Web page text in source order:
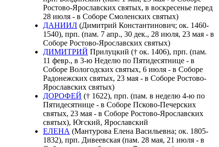
Ростово-Ярославских святых, в воскресенье перед
28 июля - в Соборе Смоленских святых)
ДАНИИЛ (Димитрий Константинович; ок. 1460-
1540), прп. (пам. 7 апр., 30 дек., 28 июля, 23 мая - в
Соборе Ростово-Ярославских святых)
ДИМИТРИЙ Прилуцкий († ок. 1406), прп. (пам.
11 февр., в 3-ю Неделю по Пятидесятнице - в
Соборе Вологодских святых, 6 июля - в Соборе
Радонежских святых, 23 мая - в Соборе Ростово-
Ярославских святых)
ДОРОФЕЙ († 1622), прп. (пам. в неделю 4-ю по
Пятидесятнице - в Соборе Псково-Печерских
святых, 23 мая - в Соборе Ростово-Ярославских
святых), Югский, Ярославский
ЕЛЕНА (Мантурова Елена Васильевна; ок. 1805-
1832), прп. Дивеевская (пам. 28 мая, 21 июля - в